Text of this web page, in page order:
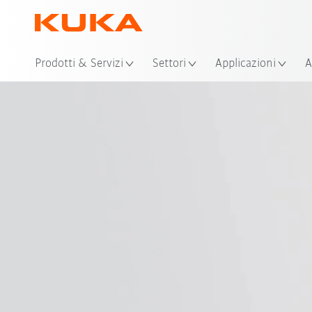
Prodotti & Servizi Settori Applicazioni